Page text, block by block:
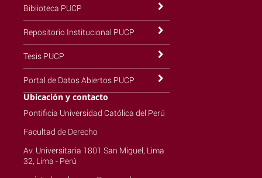
Biblioteca PUCP
Repositorio Institucional PUCP
Tesis PUCP
Portal de Datos Abiertos PUCP
Ubicación y contacto
Pontificia Universidad Católica del Perú
Facultad de Derecho
Av. Universitaria 1801 San Miguel, Lima
32, Lima - Perú